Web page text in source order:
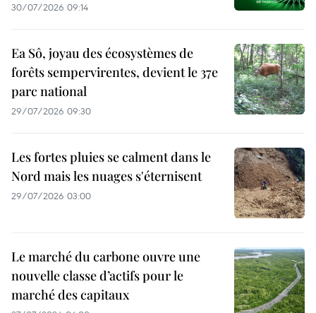
30/07/2026 09:14
Ea Sô, joyau des écosystèmes de
forêts sempervirentes, devient le 37e
parc national
29/07/2026 09:30
Les fortes pluies se calment dans le
Nord mais les nuages s'éternisent
29/07/2026 03:00
Le marché du carbone ouvre une
nouvelle classe d’actifs pour le
marché des capitaux